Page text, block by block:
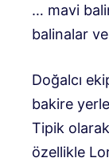
… mavi
balinalar
Doğalcı
bakire
Tipik
özellikle